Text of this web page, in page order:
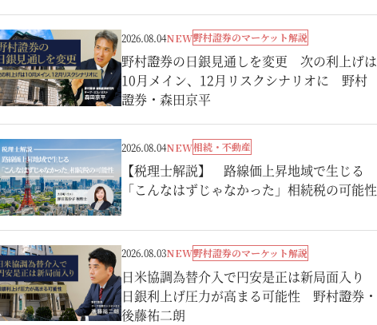
2026.08.04NEW野村證券のマーケット解説
野村證券の日銀見通しを変更 次の利上げは
10月メイン、12月リスクシナリオに 野村
證券・森田京平
2026.08.04NEW相続・不動産
【税理士解説】 路線価上昇地域で生じる
「こんなはずじゃなかった」相続税の可能性
2026.08.03NEW野村證券のマーケット解説
日米協調為替介入で円安是正は新局面入り
日銀利上げ圧力が高まる可能性 野村證券・
後藤祐二朗